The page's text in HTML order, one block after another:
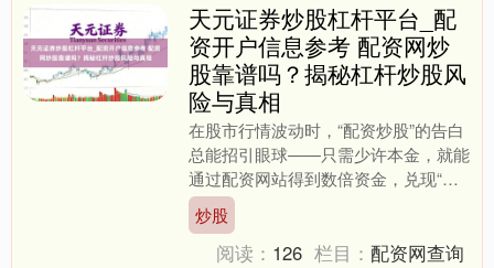
天元证券炒股杠杆平台_配
资开户信息参考 配资网炒
股靠谱吗？揭秘杠杆炒股风
险与真相
在股市行情波动时，“配资炒股”的告白
总能招引眼球——只需少许本金，就能
通过配资网站得到数倍资金，兑现“小
资金撬动大收益”的劝诱。可是，这看
似通往金钱的捷径天元证....
炒股
阅读： 126 栏目：配资网查询